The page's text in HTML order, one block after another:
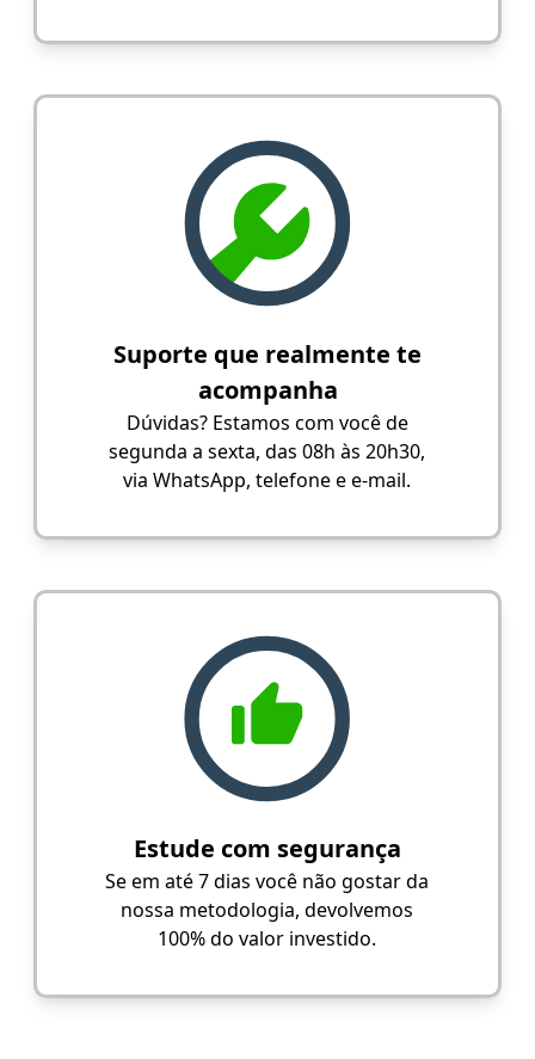
Suporte que realmente te
acompanha
Dúvidas? Estamos com você de
segunda a sexta, das 08h às 20h30,
via WhatsApp, telefone e e-mail.
Estude com segurança
Se em até 7 dias você não gostar da
nossa metodologia, devolvemos
100% do valor investido.